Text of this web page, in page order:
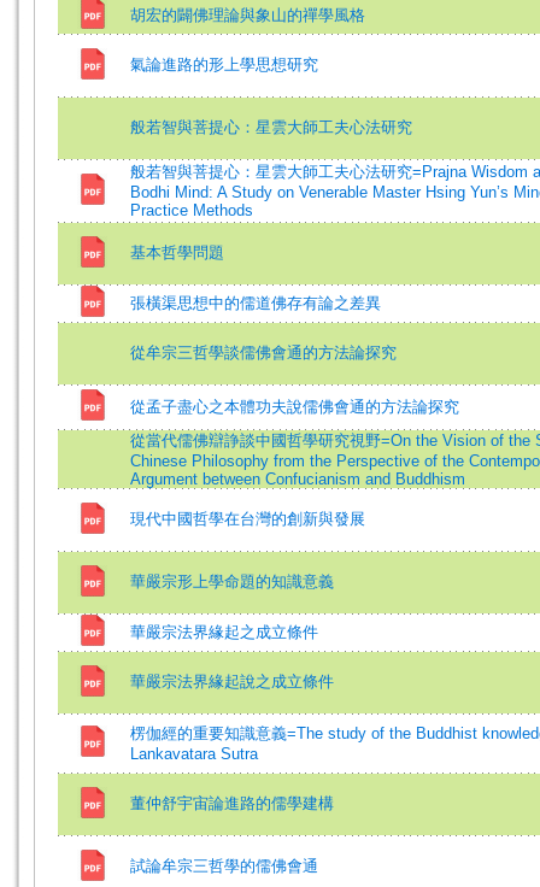
胡宏的闢佛理論與象山的禪學風格
氣論進路的形上學思想研究
般若智與菩提心：星雲大師工夫心法研究
般若智與菩提心：星雲大師工夫心法研究=Prajna Wisdom
Bodhi Mind: A Study on Venerable Master Hsing Yun’s
Practice Methods
基本哲學問題
張橫渠思想中的儒道佛存有論之差異
從牟宗三哲學談儒佛會通的方法論探究
從孟子盡心之本體功夫說儒佛會通的方法論探究
從當代儒佛辯諍談中國哲學研究視野=On the Vision of the
Chinese Philosophy from the Perspective of the
Argument between Confucianism and Buddhism
現代中國哲學在台灣的創新與發展
華嚴宗形上學命題的知識意義
華嚴宗法界緣起之成立條件
華嚴宗法界緣起說之成立條件
楞伽經的重要知識意義=The study of the Buddhist
Lankavatara Sutra
董仲舒宇宙論進路的儒學建構
試論牟宗三哲學的儒佛會通